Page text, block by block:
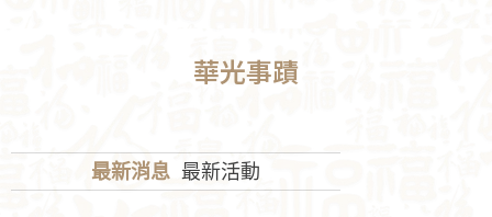
華光事蹟
最新消息 最新活動